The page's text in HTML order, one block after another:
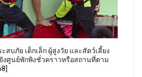
สบภัย เด็กเล็ก ผู้สูงวัย และสัตว์เลี้ยง
ศูนย์พักพิงชั่วคราวหรือสถานที่ตาม